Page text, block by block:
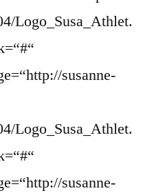
Logo_Susa_Athlet.
susanne-
Logo_Susa_Athlet.
susanne-